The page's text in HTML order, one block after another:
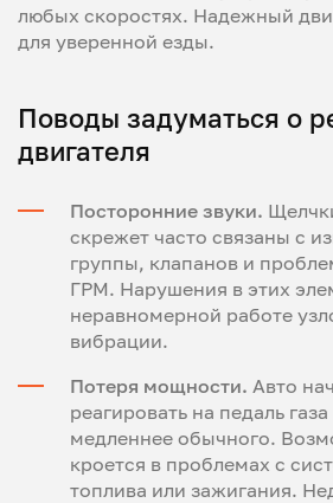
любых скоростях. Надежный
для уверенной езды.
Поводы задуматься о
двигателя
Посторонние звуки.
скрежет часто связаны с
группы, клапанов и
ГРМ. Нарушения в этих
неравномерной работе
вибрации.
Потеря мощности. Авто
реагировать на педаль
медленнее обычного.
кроется в проблемах с
топлива или зажигания.